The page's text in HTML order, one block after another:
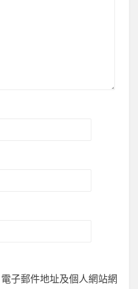
子郵件地址及個人網站網